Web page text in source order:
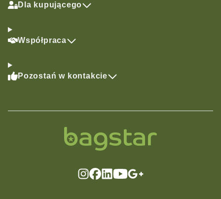
Dla kupującego
Współpraca
Pozostań w kontakcie